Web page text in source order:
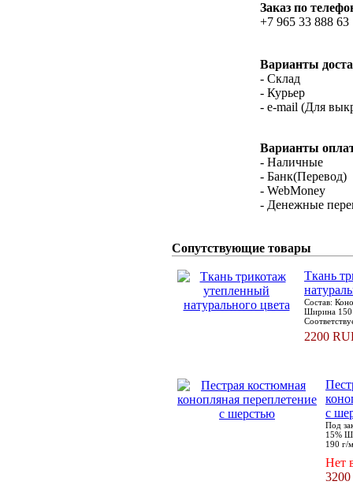
Заказ по
+7 965 33 888 63
Варианты
- Склад
- Курьер
- e-mail (Для
Варианты
- Наличные
- Банк(Перевод)
- WebMoney
- Денежные
Сопутствующие товары
Ткань
Состав:
Ширина 150
2200
с
Под
15%
190 г/м
Нет